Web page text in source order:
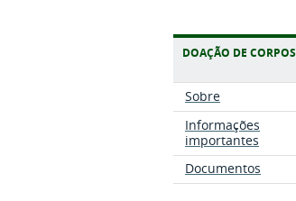
DOAÇÃO DE CORPOS
Sobre
Informações
importantes
Documentos